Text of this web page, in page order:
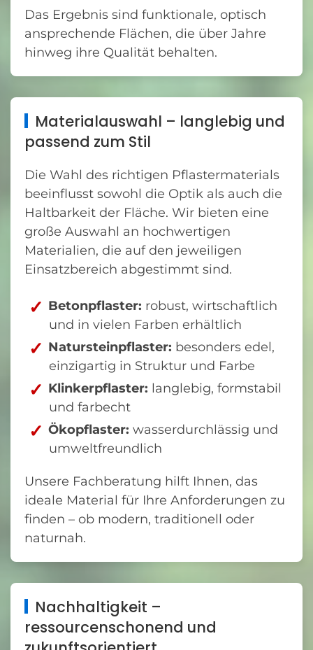
Das Ergebnis sind funktionale, optisch
ansprechende Flächen, die über Jahre
hinweg ihre Qualität behalten.
Materialauswahl – langlebig und
passend zum Stil
Die Wahl des richtigen Pflastermaterials
beeinflusst sowohl die Optik als auch die
Haltbarkeit der Fläche. Wir bieten eine
große Auswahl an hochwertigen
Materialien, die auf den jeweiligen
Einsatzbereich abgestimmt sind.
Betonpflaster: robust, wirtschaftlich
und in vielen Farben erhältlich
Natursteinpflaster: besonders edel,
einzigartig in Struktur und Farbe
Klinkerpflaster: langlebig, formstabil
und farbecht
Ökopflaster: wasserdurchlässig und
umweltfreundlich
Unsere Fachberatung hilft Ihnen, das
ideale Material für Ihre Anforderungen zu
finden – ob modern, traditionell oder
naturnah.
Nachhaltigkeit –
ressourcenschonend und